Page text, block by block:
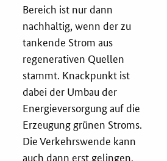
Bereich ist nur dann
nachhaltig, wenn der zu
tankende Strom aus
regenerativen Quellen
stammt. Knackpunkt ist
dabei der Umbau der
Energieversorgung auf die
Erzeugung grünen Stroms.
Die Verkehrswende kann
auch dann erst gelingen,